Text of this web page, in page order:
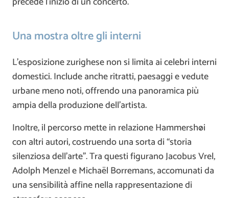
Una mostra oltre gli interni
L’esposizione zurighese non si limita ai celebri interni
domestici. Include anche ritratti, paesaggi e vedute
urbane meno noti, offrendo una panoramica più
ampia della produzione dell’artista.
Inoltre, il percorso mette in relazione Hammershøi
con altri autori, costruendo una sorta di “storia
silenziosa dell’arte”. Tra questi figuranoJacobus Vrel,
Adolph MenzeleMichaël Borremans, accomunati da
una sensibilità affine nella rappresentazione di